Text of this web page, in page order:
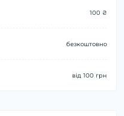
100 ₴
безкоштовно
від 100 грн